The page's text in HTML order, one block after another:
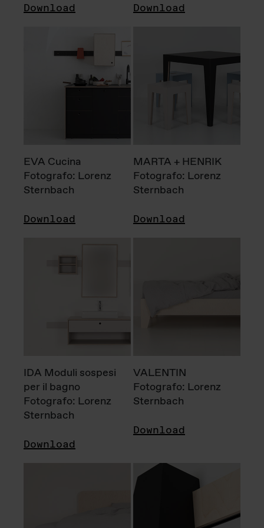
Download Download
EVA Cucina
Fotografo: Lorenz
Sternbach
Download
MARTA + HENRIK
Fotografo: Lorenz
Sternbach
Download
IDA Moduli sospesi
per il bagno
Fotografo: Lorenz
Sternbach
Download
VALENTIN
Fotografo: Lorenz
Sternbach
Download